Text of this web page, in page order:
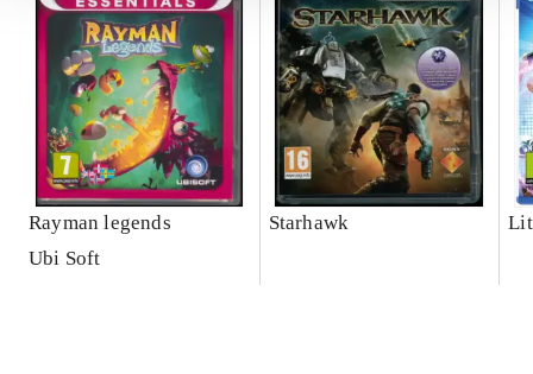
Rayman legends
Ubi Soft
Starhawk